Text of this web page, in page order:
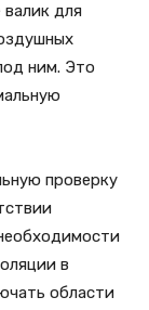
для
ним. Это
проверку
в
области